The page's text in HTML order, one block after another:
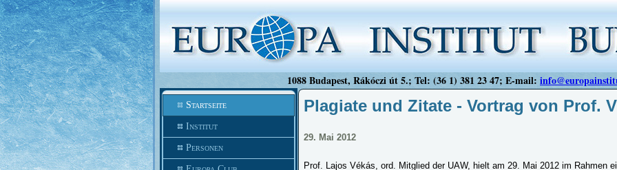
1088 Budapest, Rákóczi út 5.; Tel: (36 1) 381 23 47; E-mail:
Startseite
Institut
Personen
Plagiate und Zitate - Vortrag von Prof.
29. Mai 2012
Prof. Lajos Vékás, ord. Mitglied der UAW, hielt am 29. Mai 2012 im Rahmen